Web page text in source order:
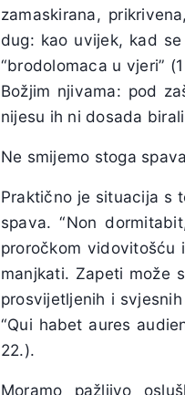
zamaskirana,
dug: kao uvijek, kad
“brodolomaca u vjeri”
Božjim njivama: pod
nijesu ih ni dosada
Ne smijemo stoga
Praktično je situacija s
spava. “Non
proročkom vidovitošću
manjkati. Zapeti može
prosvijetljenih i
“Qui habet aures
22.).
Moramo pažljivo